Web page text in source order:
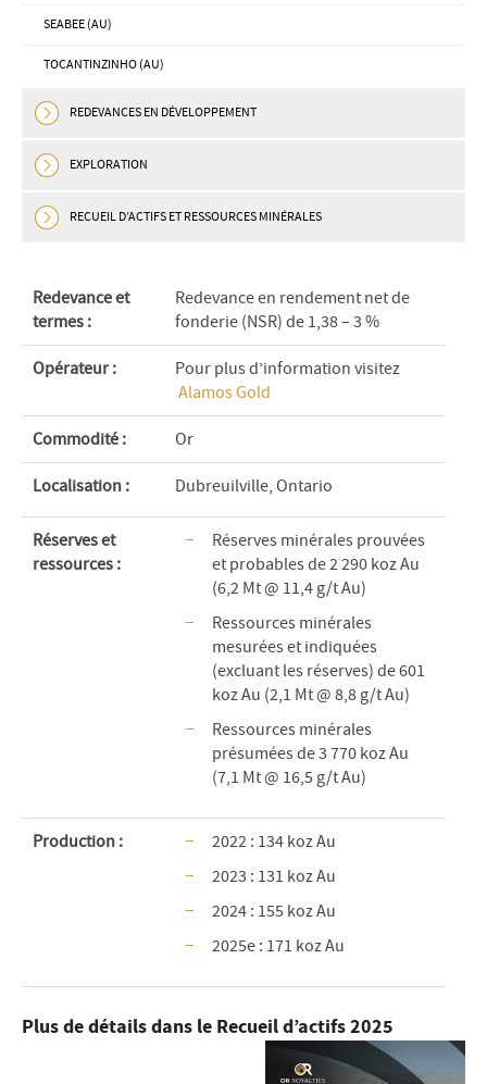
SEABEE (AU)
TOCANTINZINHO (AU)
REDEVANCES EN DÉVELOPPEMENT
EXPLORATION
RECUEIL D’ACTIFS ET RESSOURCES MINÉRALES
Redevance et
termes :
Redevance en rendement net de
fonderie (NSR) de 1,38 – 3 %
Opérateur :
Pour plus d’information visitez
Alamos Gold
Commodité : Or
Localisation : Dubreuilville, Ontario
Réserves et
ressources :
Réserves minérales prouvées
et probables de 2 290 koz Au
(6,2 Mt @ 11,4 g/t Au)
Ressources minérales
mesurées et indiquées
(excluant les réserves) de 601
koz Au (2,1 Mt @ 8,8 g/t Au)
Ressources minérales
présumées de 3 770 koz Au
(7,1 Mt @ 16,5 g/t Au)
Production :
2022 : 134 koz Au
2023 : 131 koz Au
2024 : 155 koz Au
2025e : 171 koz Au
Plus de détails dans le Recueil d’actifs 2025